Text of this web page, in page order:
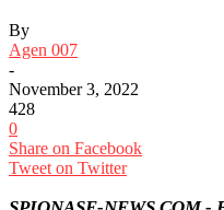
By
Agen 007
-
November 3, 2022
428
0
Share on Facebook
Tweet on Twitter